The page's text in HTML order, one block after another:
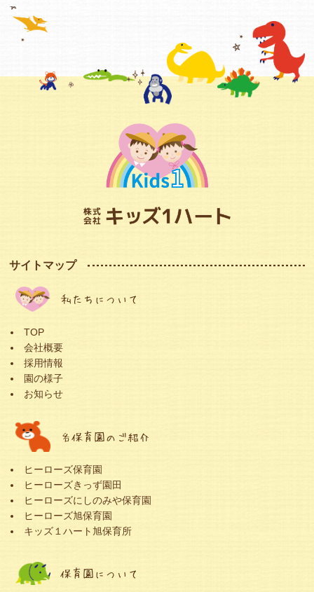
サイトマップ
私たちについて
TOP
会社概要
採用情報
園の様子
お知らせ
各保育園のご紹介
ヒーローズ保育園
ヒーローズきっず園田
ヒーローズにしのみや保育園
ヒーローズ旭保育園
キッズ１ハート旭保育所
保育園について